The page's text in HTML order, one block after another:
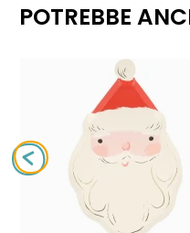
POTREBBE